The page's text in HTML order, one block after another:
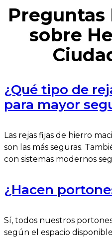
Preguntas
sobre
¿Qué tipo de
para mayor
Las rejas fijas de hierro
son las más seguras.
con sistemas modernos
¿Hacen
Sí, todos nuestros
según el espacio